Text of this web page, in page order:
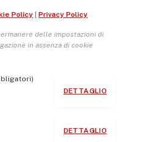
Policy Privacy Policy
delle impostazioni di
in assenza di cookie
DETTAGLIO
DETTAGLIO